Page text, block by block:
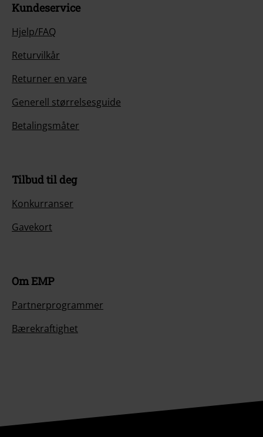
Kundeservice
Hjelp/FAQ
Returvilkår
Returner en vare
Generell størrelsesguide
Betalingsmåter
Tilbud til deg
Konkurranser
Gavekort
Om EMP
Partnerprogrammer
Bærekraftighet